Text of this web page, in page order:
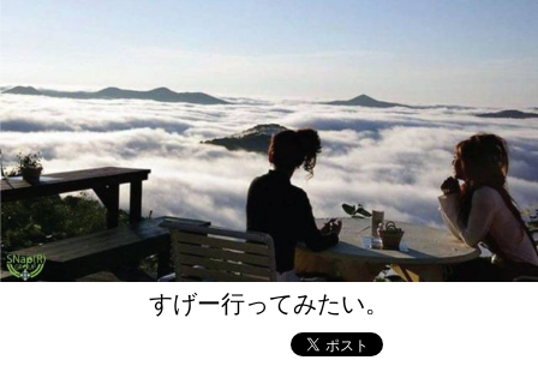
すげー行ってみたい。